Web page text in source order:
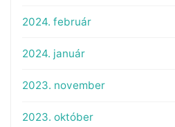
2024. február
2024. január
2023. november
2023. október